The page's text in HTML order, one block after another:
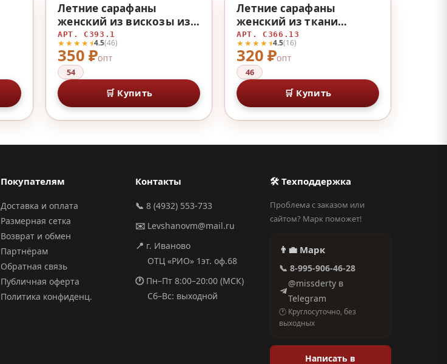
350 ₽ОПТ
★★★★⯨4.5(46)
Летние сарафаны
женский из вискозы из
вискозы
АРТ. С393.1
54
🛒 Купить
320 ₽ОПТ
★★★★⯨4.5(16)
Летние сарафаны
женский из ткани
«масло» из ткани
«масло»
АРТ. С366.13
46
🛒 Купить
Покупателям
Доставка и оплата
Размерная сетка
Возврат и обмен
Партнёрам
Обратная связь
Публичная оферта
Политика конфиденц.
Контакты
📞 8 (4932) 553-733
✉️ Levshanovm@mail.ru
📍 г. Иваново
ОТЦ «РИО» 1эт. оф.68
🕐Пн–Пт 8:00–20:00 (МСК)
Сб–Вс: выходной
🛠 Техподдержка
Проблема с заказом или
сайтом? Марк поможет!
👨‍💼 Марк
📞 8-995-906-46-28
@missderty в
Telegram
🕐 Круглосуточно, без
выходных
Написать в